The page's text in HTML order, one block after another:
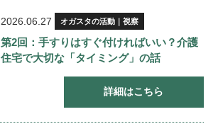
2026.06.27 オガスタの活動｜視察
第2回：手すりはすぐ付ければいい？介護
住宅で大切な「タイミング」の話
詳細はこちら